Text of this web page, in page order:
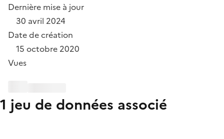
Dernière mise à jour
30 avril 2024
Date de création
15 octobre 2020
Vues
1 jeu de données associé